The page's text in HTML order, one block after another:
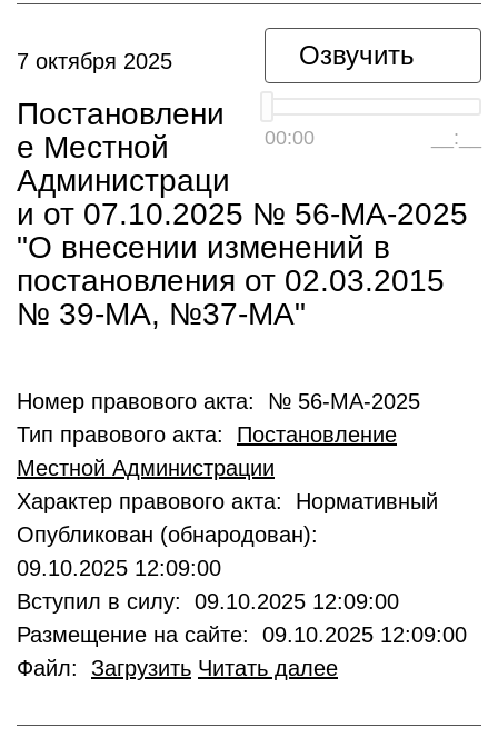
Озвучить
00:00 __:__
7 октября 2025
Постановлени
е Местной
Администраци
и от 07.10.2025 № 56-МА-2025
"О внесении изменений в
постановления от 02.03.2015
№ 39-МА, №37-МА"
Номер правового акта: № 56-МА-2025
Тип правового акта: Постановление
Местной Администрации
Характер правового акта: Нормативный
Опубликован (обнародован):
09.10.2025 12:09:00
Вступил в силу: 09.10.2025 12:09:00
Размещение на сайте: 09.10.2025 12:09:00
Файл: Загрузить Читать далее